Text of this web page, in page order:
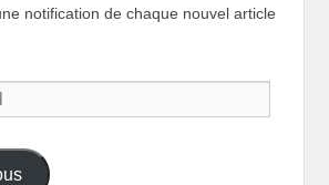
notification de chaque nouvel article